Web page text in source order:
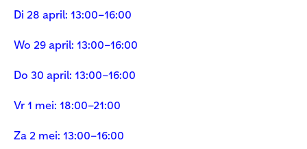
Di 28 april: 13:00–16:00
Wo 29 april: 13:00–16:00
Do 30 april: 13:00–16:00
Vr 1 mei: 18:00–21:00
Za 2 mei: 13:00–16:00